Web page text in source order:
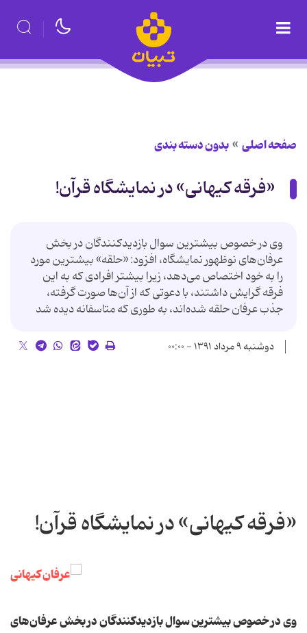
صفحه اصلی بدون دسته بندی
«فرقه کیهانی» در نمایشگاه قرآن!
وی در خصوص بیشترین سوال بازدیدکنندگان در بخش
عرفان‌های نوظهور نمایشگاه، افزود: «حلقه» بیشترین مورد
را به خود اختصاص می‌دهد، زیرا بیشتر افرادی که به این
فرقه گرایش داشتند، با دعوتی که از آن‌ها صورت گرفته،
جذب عرفان حلقه شده‌اند، به طوری که متاسفانه دیده شد
دوشنبه ۹ مرداد ۱۳۹۱ - ۰۰:۰۰
«فرقه کیهانی» در نمایشگاه قرآن!
وی در خصوص بیشترین سوال بازدیدکنندگان در بخش عرفان‌های